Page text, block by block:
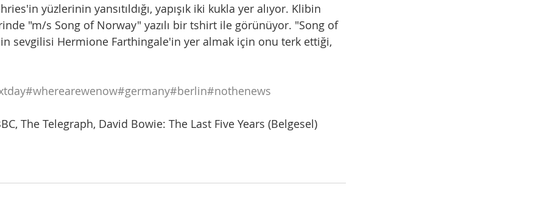
yüzlerinin yansıtıldığı, yapışık iki kukla yer alıyor. Klibin
"m/s Song of Norway" yazılı bir tshirt ile görünüyor. "Song of
sevgilisi Hermione Farthingale'in yer almak için onu terk ettiği,
#wherearewenow#germany#berlin#nothenews
The Telegraph, David Bowie: The Last Five Years (Belgesel)